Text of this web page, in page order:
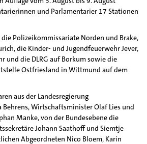
und Parlamentarier 17 Stationen
Polizeikommissariate Norden und Brake,
die Kinder- und Jugendfeuerwehr Jever,
und die DLRG auf Borkum sowie die
Ostfriesland in Wittmund auf dem
aus der Landesregierung
Wirtschaftsminister Olaf Lies und
Manke, von der Bundesebene die
Johann Saathoff und Siemtje
Abgeordneten Nico Bloem, Karin